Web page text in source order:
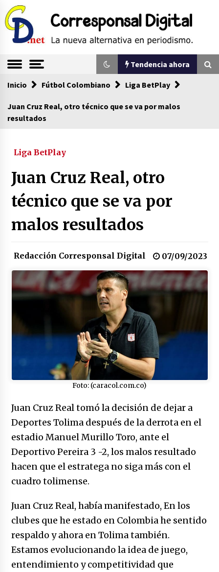
Saltar
al
contenido
Corresponsal
Digital
La nueva alternativa en periodismo
Tendencia ahora
Tendencia ahora
20/06/2026
Se eligen los supuestos futuros roedores del
congreso en Colombia
08/03/2026
Corina Machado y su sed de poder
17/01/2026
Irán, donde están los pinches grupos
feministas
16/01/2026
Medellín necesita gobernantes con sentido
de pertenencia
15/01/2026
Falcao regresa con el rabo entre las patas
07/01/2026
Captura de Maduro, donde manda capitán,
no manda marinero.
04/01/2026
caerle
31/12/2025
Que sea un hecho el decreto que quita prima
de servicios a honorables zánganos
31/12/2025
El aumento del mínimo causa escozor en
Inicio Fútbol Colombiano Liga BetPlay
Juan Cruz Real, otro técnico que se va por malos
resultados
Liga BetPlay
Juan Cruz Real, otro
técnico que se va por
malos resultados
Redacción Corresponsal Digital 07/09/2023
Foto: (caracol.com.co)
Juan Cruz Real tomó la decisión de dejar a
Deportes Tolima después de la derrota en el
estadio Manuel Murillo Toro, ante el
Deportivo Pereira 3 -2, los malos resultado
hacen que el estratega no siga más con el
cuadro tolimense.
Juan Cruz Real, había manifestado, En los
clubes que he estado en Colombia he sentido
respaldo y ahora en Tolima también.
Estamos evolucionando la idea de juego,
entendimiento y competitividad que